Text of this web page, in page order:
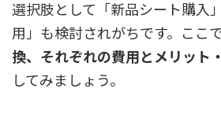
選択肢として「新品シート購入
用」も検討されがちです。ここで
換、それぞれの費用とメリット
してみましょう。